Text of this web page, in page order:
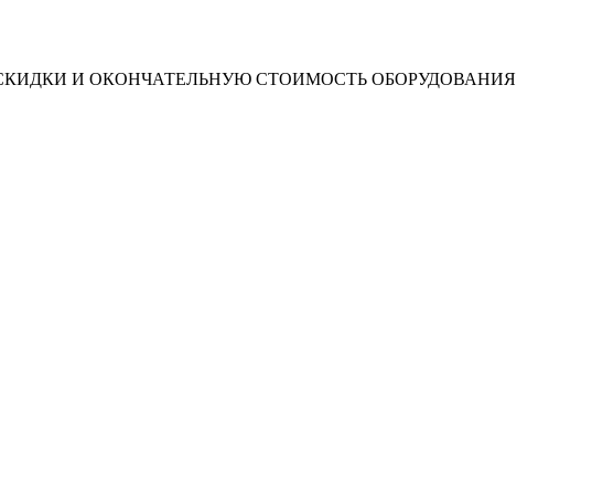
И ОКОНЧАТЕЛЬНУЮ СТОИМОСТЬ ОБОРУДОВАНИЯ